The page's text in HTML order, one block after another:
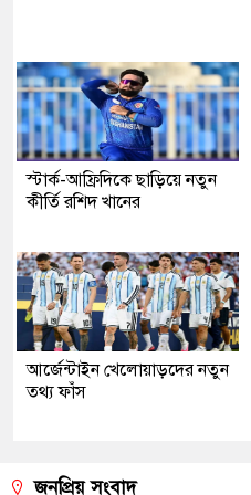
স্টার্ক-আফ্রিদিকে ছাড়িয়ে নতুন
কীর্তি রশিদ খানের
আর্জেন্টাইন খেলোয়াড়দের নতুন
তথ্য ফাঁস
জনপ্রিয় সংবাদ